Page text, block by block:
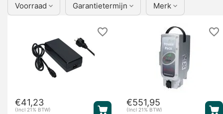
Voorraad Garantietermijn Merk
€41,23
(Incl 21% BTW)
€551,95
(Incl 21% BTW)